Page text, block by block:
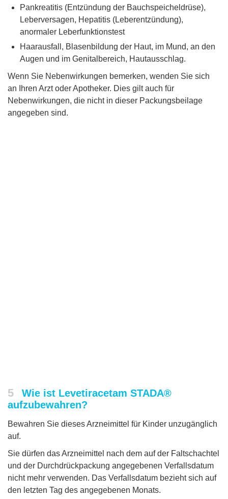
Pankreatitis (Entzündung der Bauchspeicheldrüse),
Leberversagen, Hepatitis (Leberentzündung),
anormaler Leberfunktionstest
Haarausfall, Blasenbildung der Haut, im Mund, an den
Augen und im Genitalbereich, Hautausschlag.
Wenn Sie Nebenwirkungen bemerken, wenden Sie sich
an Ihren Arzt oder Apotheker. Dies gilt auch für
Nebenwirkungen, die nicht in dieser Packungsbeilage
angegeben sind.
5
Wie ist Levetiracetam STADA®
aufzubewahren?
Bewahren Sie dieses Arzneimittel für Kinder unzugänglich
auf.
Sie dürfen das Arzneimittel nach dem auf der Faltschachtel
und der Durchdrückpackung angegebenen Verfallsdatum
nicht mehr verwenden. Das Verfallsdatum bezieht sich auf
den letzten Tag des angegebenen Monats.